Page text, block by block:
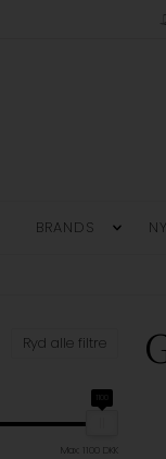
BRANDS
Ryd alle filtre
Max: 1100 DKK